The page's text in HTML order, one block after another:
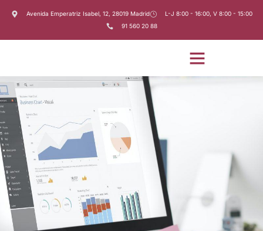
Avenida Emperatriz Isabel, 12, 28019 Madrid
L-J 8:00 - 16:00, V 8:00 - 15:00
91 560 20 88